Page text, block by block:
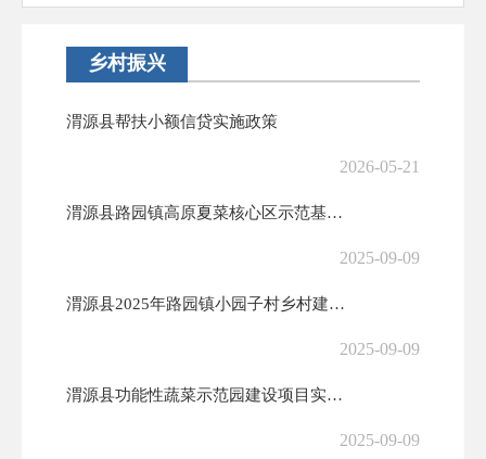
乡村振兴
渭源县帮扶小额信贷实施政策
2026-05-21
渭源县路园镇高原夏菜核心区示范基地基础设施补短板建设项目实施方案批复
2025-09-09
渭源县2025年路园镇小园子村乡村建设示范行动项目实施方案的批复
2025-09-09
渭源县功能性蔬菜示范园建设项目实施方案的批复
2025-09-09